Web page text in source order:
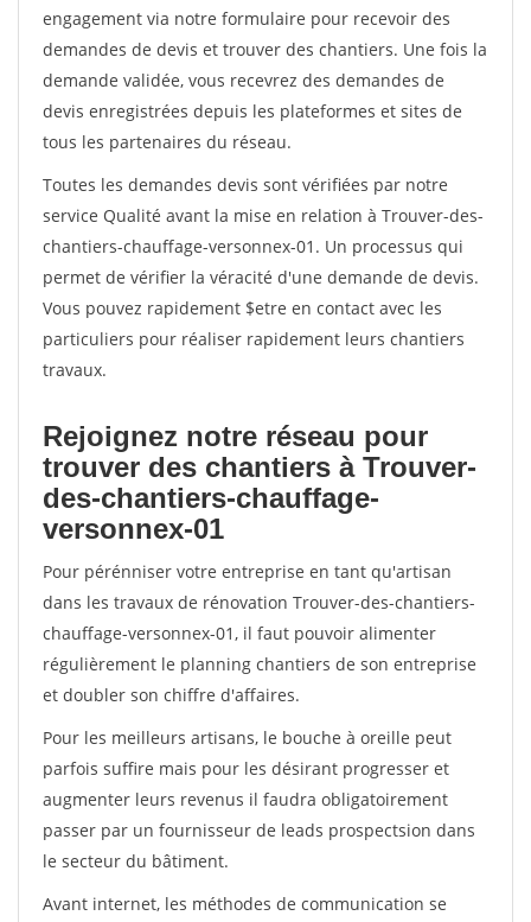
engagement via notre formulaire pour recevoir des
demandes de devis et trouver des chantiers. Une fois la
demande validée, vous recevrez des demandes de
devis enregistrées depuis les plateformes et sites de
tous les partenaires du réseau.
Toutes les demandes devis sont vérifiées par notre
service Qualité avant la mise en relation à Trouver-des-
chantiers-chauffage-versonnex-01. Un processus qui
permet de vérifier la véracité d'une demande de devis.
Vous pouvez rapidement $etre en contact avec les
particuliers pour réaliser rapidement leurs chantiers
travaux.
Rejoignez notre réseau pour
trouver des chantiers à Trouver-
des-chantiers-chauffage-
versonnex-01
Pour pérénniser votre entreprise en tant qu'artisan
dans les travaux de rénovation Trouver-des-chantiers-
chauffage-versonnex-01, il faut pouvoir alimenter
régulièrement le planning chantiers de son entreprise
et doubler son chiffre d'affaires.
Pour les meilleurs artisans, le bouche à oreille peut
parfois suffire mais pour les désirant progresser et
augmenter leurs revenus il faudra obligatoirement
passer par un fournisseur de leads prospectsion dans
le secteur du bâtiment.
Avant internet, les méthodes de communication se